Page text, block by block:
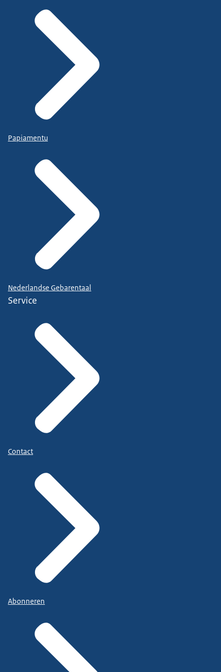
Papiamentu
Nederlandse Gebarentaal
Service
Contact
Abonneren